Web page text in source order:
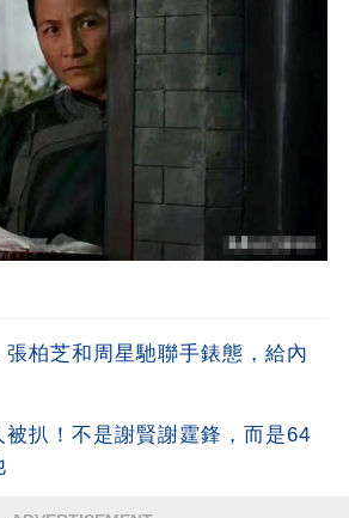
柏芝和周星馳聯手錶態，給內
扒！不是謝賢謝霆鋒，而是64